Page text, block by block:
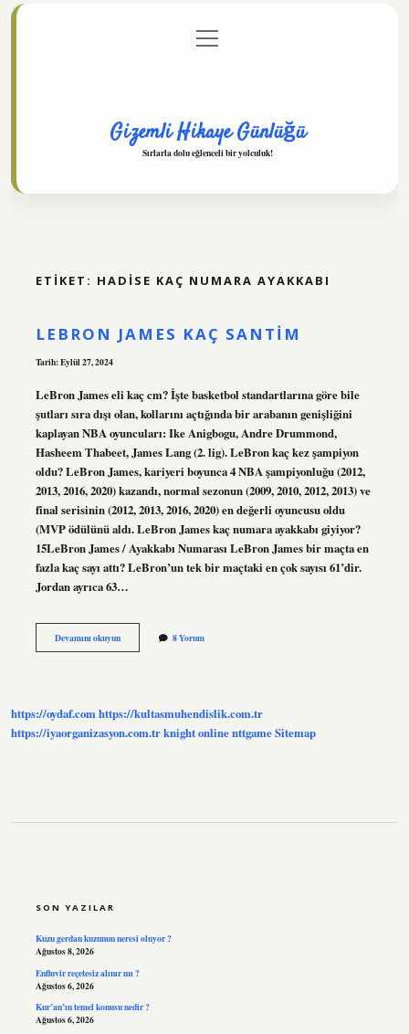
Gizlilik Politikası
menüyü
aç
Gizemli Hikaye Günlüğü
Sırlarla dolu eğlenceli bir yolculuk!
ETIKET: HADISE KAÇ NUMARA AYAKKABI
LEBRON JAMES KAÇ SANTIM
Tarih: Eylül 27, 2024
LeBron James eli kaç cm? İşte basketbol standartlarına göre bile
şutları sıra dışı olan, kollarını açtığında bir arabanın genişliğini
kaplayan NBA oyuncuları: Ike Anigbogu, Andre Drummond,
Hasheem Thabeet, James Lang (2. lig). LeBron kaç kez şampiyon
oldu? LeBron James, kariyeri boyunca 4 NBA şampiyonluğu (2012,
2013, 2016, 2020) kazandı, normal sezonun (2009, 2010, 2012, 2013) ve
final serisinin (2012, 2013, 2016, 2020) en değerli oyuncusu oldu
(MVP ödülünü aldı. LeBron James kaç numara ayakkabı giyiyor?
15LeBron James / Ayakkabı Numarası LeBron James bir maçta en
fazla kaç sayı attı? LeBron’un tek bir maçtaki en çok sayısı 61’dir.
Jordan ayrıca 63…
Devamını okuyunLebron
James
8 Yorum
https://oydaf.comhttps://kultasmuhendislik.com.tr
https://iyaorganizasyon.com.trknight onlinenttgameSitemap
SON YAZILAR
Kuzu gerdan kuzunun neresi oluyor ?
Ağustos 8, 2026
Enfluvir reçetesiz alınır mı ?
Ağustos 6, 2026
Kur’an’ın temel konusu nedir ?
Ağustos 6, 2026